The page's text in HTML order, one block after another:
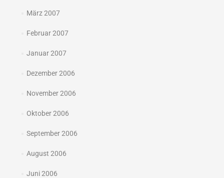
März 2007
Februar 2007
Januar 2007
Dezember 2006
November 2006
Oktober 2006
September 2006
August 2006
Juni 2006